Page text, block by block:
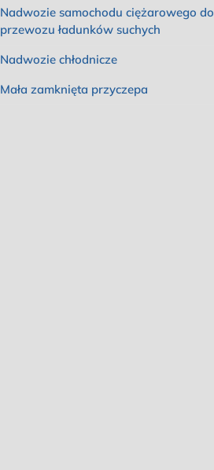
Nadwozie samochodu ciężarowego do
przewozu ładunków suchych
Nadwozie chłodnicze
Mała zamknięta przyczepa